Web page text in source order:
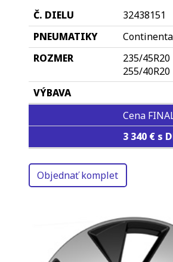
32438151
235/45R20
255/40R20
Cena
3 340 € s
Objednať komplet